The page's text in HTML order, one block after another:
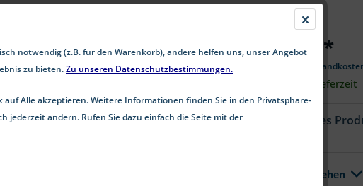
ab 0,10 € *
zzgl.
2-5 Werktage Lieferzeit
Aktuell ist dieses
Alle Varianten ansehen
notwendig (z.B. für den Warenkorb), andere helfen uns, unser Angebot
zu bieten.Zu unseren Datenschutzbestimmungen.
auf Alle akzeptieren. Weitere Informationen finden Sie in den Privatsphäre-
jederzeit ändern. Rufen Sie dazu einfach die Seite mit der